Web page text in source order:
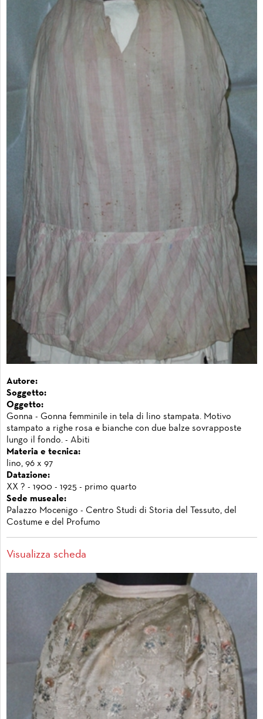
Autore:
Soggetto:
Oggetto:
Gonna - Gonna femminile in tela di lino stampata. Motivo
stampato a righe rosa e bianche con due balze sovrapposte
lungo il fondo. - Abiti
Materia e tecnica:
lino, 96 x 97
Datazione:
XX ? - 1900 - 1925 - primo quarto
Sede museale:
Palazzo Mocenigo - Centro Studi di Storia del Tessuto, del
Costume e del Profumo
Visualizza scheda